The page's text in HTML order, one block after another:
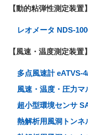
【動的粘弾性測定装置】
レオメータ NDS-
【風速・温度測定装置】
多点風速計 eATVS-
風速・温度・圧力マ
超小型環境センサ
熱解析用風洞トンネ